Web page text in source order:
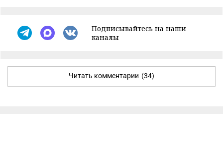
Подписывайтесь на наши
каналы
Читать комментарии (34)